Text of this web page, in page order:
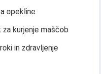
opekline
kurjenje maščob
in zdravljenje